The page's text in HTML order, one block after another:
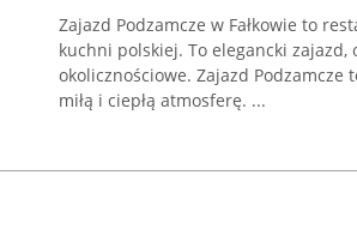
Zajazd Podzamcze w Fałkowie to
kuchni polskiej. To elegancki
okolicznościowe. Zajazd
miłą i ciepłą atmosferę. ...